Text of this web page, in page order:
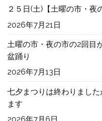
２５日(土)【土曜の市・夜
2026年7月21日
土曜の市・夜の市の2回目
盆踊り
2026年7月13日
七夕まつりは終わりまし
ます